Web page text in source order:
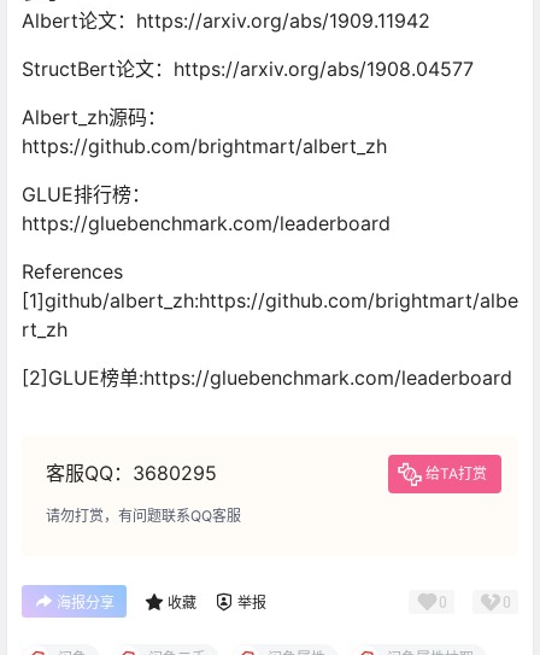
Albert论文：https://arxiv.org/abs/1909.11942
StructBert论文：https://arxiv.org/abs/1908.04577
Albert_zh源码：
https://github.com/brightmart/albert_zh
GLUE排行榜：
https://gluebenchmark.com/leaderboard
References
[1]github/albert_zh:https://github.com/brightmart/albe
rt_zh
[2]GLUE榜单:https://gluebenchmark.com/leaderboard
客服QQ：3680295 给TA打赏
请勿打赏，有问题联系QQ客服
海报分享 收藏 举报 0 0